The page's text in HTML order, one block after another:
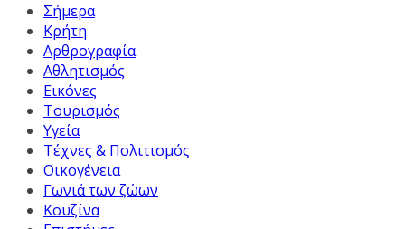
Σήμερα
Κρήτη
Αρθρογραφία
Αθλητισμός
Εικόνες
Τουρισμός
Υγεία
Τέχνες & Πολιτισμός
Οικογένεια
Γωνιά των ζώων
Κουζίνα